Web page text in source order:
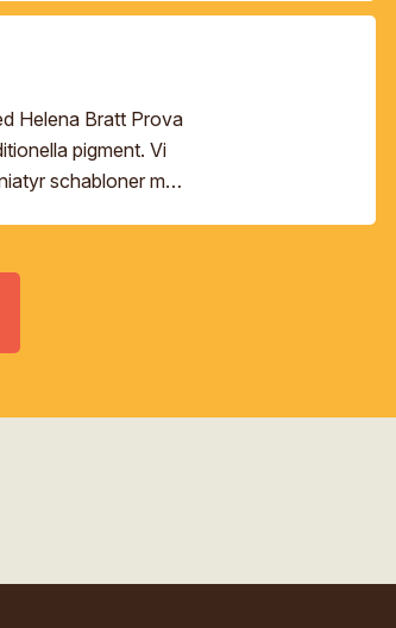
Helena Bratt Prova
pigment. Vi
schabloner med